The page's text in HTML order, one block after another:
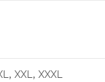
XXL, XXXL